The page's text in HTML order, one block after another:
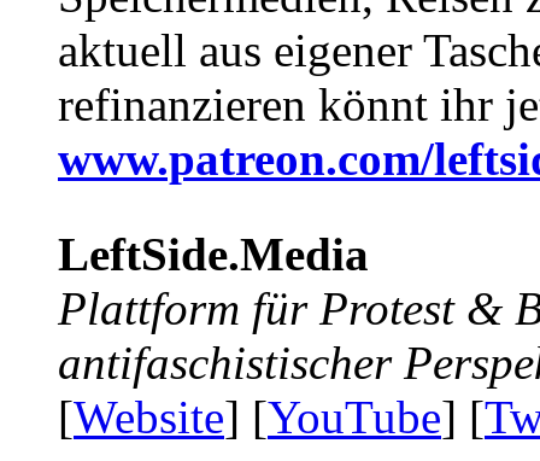
aktuell aus eigener
refinanzieren könnt ihr
www.patreon.com/
LeftSide.Media
Plattform für Protest &
antifaschistischer
[Website] [YouTube] [